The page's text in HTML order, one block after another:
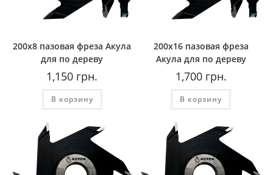
200х8 пазовая фреза Акула
для по дереву
1,150 грн.
В корзину
200х16 пазовая фреза
Акула для по дереву
1,700грн.
В корзину